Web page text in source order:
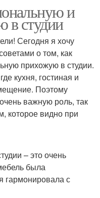
и
в студии
Сегодня я хочу
о том, как
прихожую в студии.
кухня, гостиная и
Поэтому
важную роль, так
которое видно при
– это очень
была
гармонировала с